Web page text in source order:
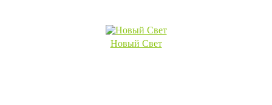
Новый Свет